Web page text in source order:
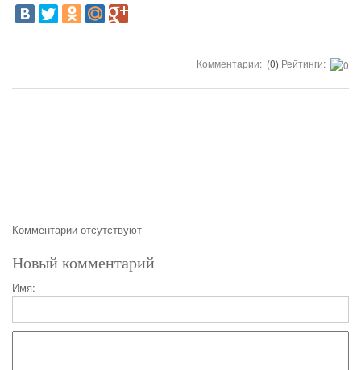
Комментарии: (0) Рейтинги:
Комментарии отсутствуют
Новый комментарий
Имя: